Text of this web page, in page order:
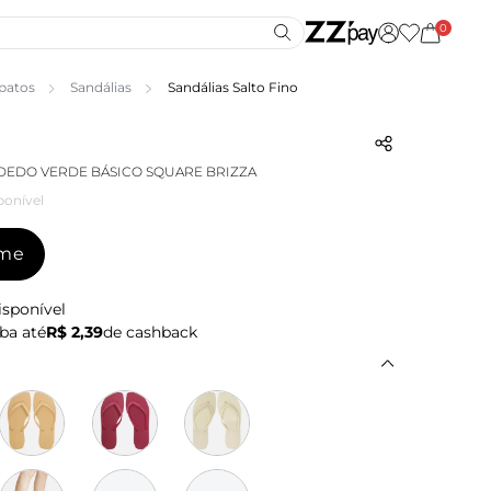
0
Sandálias Sandálias Salto Fino
VERDE BÁSICO SQUARE BRIZZA
atéR$ 2,39de cashback